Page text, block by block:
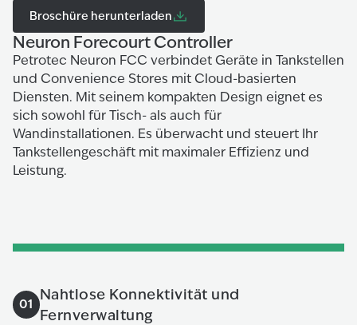
Broschüre herunterladen
Neuron Forecourt Controller
Petrotec Neuron FCC verbindet Geräte in Tankstellen
und Convenience Stores mit Cloud-basierten
Diensten. Mit seinem kompakten Design eignet es
sich sowohl für Tisch- als auch für
Wandinstallationen. Es überwacht und steuert Ihr
Tankstellengeschäft mit maximaler Effizienz und
Leistung.
01
Nahtlose Konnektivität und
Fernverwaltung